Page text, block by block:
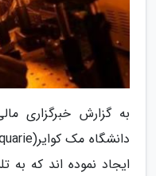
به گزارش خبرگزاری
ایجاد نموده اند که